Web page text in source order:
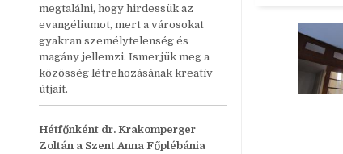
megtalálni, hogy hirdessük az
evangéliumot, mert a városokat
gyakran személytelenség és
magány jellemzi. Ismerjük meg a
közösség létrehozásának kreatív
útjait.
Hétfőnként dr. Krakomperger
Zoltán a Szent Anna Főplébánia